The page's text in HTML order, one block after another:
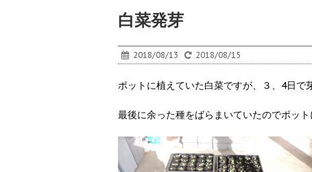
白菜発芽
2018/08/13 2018/08/15
ポットに植えていた白菜ですが、３、4日で
最後に余った種をばらまいていたのでポット